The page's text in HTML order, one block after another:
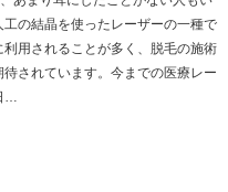
の結晶を使ったレーザーの一種で
用されることが多く、脱毛の施術
されています。今までの医療レー
…